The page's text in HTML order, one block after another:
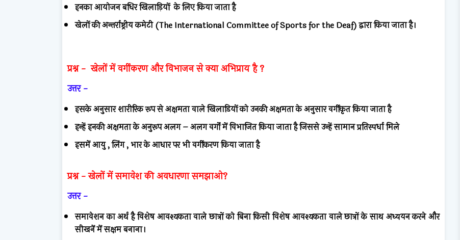
इनका आयोजन बधिर खिलाड़ियों के लिए किया जाता है
खेलों की अन्तर्राष्ट्रीय कमेटी (The International Committee of Sports for the Deaf) द्वारा किया जाता है।
प्रश्न -खेलों में वर्गीकरण और विभाजन से क्या अभिप्राय है ?
उत्तर -
इसके अनुसार शारीरिक रूप से अक्षमता वाले खिलाडियों को उनकी अक्षमता के अनुसार वर्गीकृत किया जाता है
इन्हें इनकी अक्षमता के अनुरूप अलग – अलग वर्गों में विभाजित किया जाता है जिससे उन्हें सामान प्रतिस्पर्धा मिले
इसमें आयु , लिंग , भार के आधार पर भी वर्गीकरण किया जाता है
प्रश्न -खेलों में समावेश की अवधारणा समझाओ?
उत्तर -
समावेशन का अर्थ है विशेष आवश्यकता वाले छात्रों को बिना किसी विशेष आवश्यकता वाले छात्रों के साथ अध्ययन करने और
सीखनें में सक्षम बनाना।